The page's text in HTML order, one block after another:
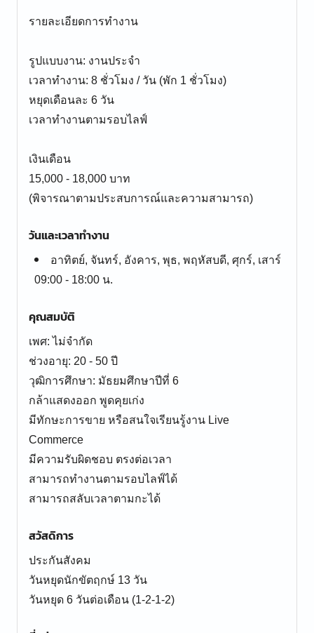
รายละเอียดการทำงาน
รูปแบบงาน: งานประจำ
เวลาทำงาน: 8 ชั่วโมง / วัน (พัก 1 ชั่วโมง)
หยุดเดือนละ 6 วัน
เวลาทำงานตามรอบไลฟ์
เงินเดือน
15,000 - 18,000 บาท
(พิจารณาตามประสบการณ์และความสามารถ)
วันและเวลาทำงาน
อาทิตย์, จันทร์, อังคาร, พุธ, พฤหัสบดี, ศุกร์, เสาร์
09:00 - 18:00 น.
คุณสมบัติ
เพศ: ไม่จำกัด
ช่วงอายุ: 20 - 50 ปี
วุฒิการศึกษา: มัธยมศึกษาปีที่ 6
กล้าแสดงออก พูดคุยเก่ง
มีทักษะการขาย หรือสนใจเรียนรู้งาน Live
Commerce
มีความรับผิดชอบ ตรงต่อเวลา
สามารถทำงานตามรอบไลฟ์ได้
สามารถสลับเวลาตามกะได้
สวัสดิการ
ประกันสังคม
วันหยุดนักขัตฤกษ์ 13 วัน
วันหยุด 6 วันต่อเดือน (1-2-1-2)